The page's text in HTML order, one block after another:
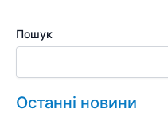
Пошук
Останні новини